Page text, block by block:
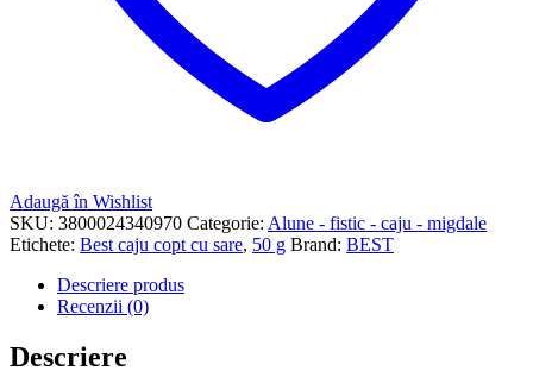
Adaugă în Wishlist
SKU: 3800024340970 Categorie: Alune - fistic - caju - migdale
Etichete: Best caju copt cu sare, 50 g Brand: BEST
Descriere produs
Recenzii (0)
Descriere